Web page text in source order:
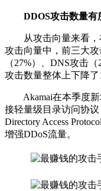
DDOS攻击数量有
从攻击向量来看，
攻击向量中，前三大
（27%）、DNS攻击
攻击数量整体上下降了
Akamai在本季度新
接轻量级目录访问协议
Directory Access
增强DDoS流量。